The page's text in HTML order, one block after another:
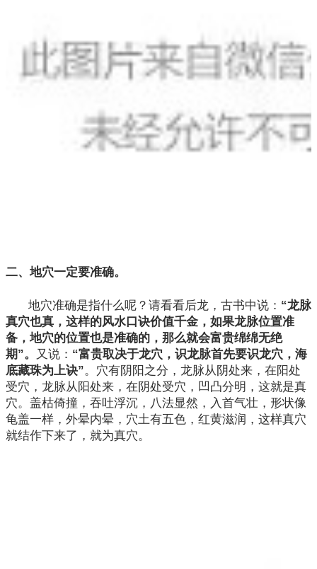
二、地穴一定要准确。
地穴准确是指什么呢？请看看后龙，古书中说： “龙脉
真穴也真，这样的风水口诀价值千金，如果龙脉位置准
备，地穴的位置也是准确的，那么就会富贵绵绵无绝
期”。
又说： “富贵取决于龙穴，识龙脉首先要识龙穴，海
底藏珠为上诀”。穴有阴阳之分，龙脉从阴处来，在阳处
受穴，龙脉从阳处来，在阴处受穴，凹凸分明，这就是真
穴。盖枯倚撞，吞吐浮沉，八法显然，入首气壮，形状像
龟盖一样，外晕内晕，穴土有五色，红黄滋润，这样真穴
就结作下来了，就为真穴。